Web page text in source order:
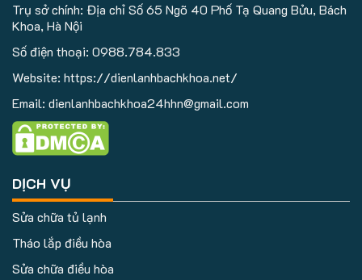
Trụ sở chính: Địa chỉ Số 65 Ngõ 40 Phố Tạ Quang Bửu, Bách
Khoa, Hà Nội
Số điện thoại: 0988.784.833
Website: https://dienlanhbachkhoa.net/
Email: dienlanhbachkhoa24hhn@gmail.com
DỊCH VỤ
Sửa chữa tủ lạnh
Tháo lắp điều hòa
Sửa chữa điều hòa